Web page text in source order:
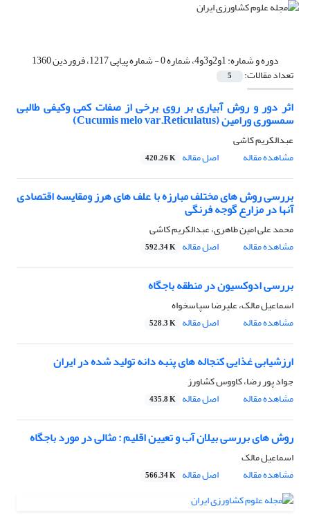
دوره و شماره:1و2و3و4، شماره 0 - شماره پیاپی 1217، فروردین 1360
تعداد مقالات: 5
اثر دور و روش آبیاری بر روی برخی از صفات کمی وکیفی طالبی
سمسوری ورامین (Cucumis melo var.Reticulatus)
عبدالکریم کاشی
مشاهده مقاله
اصل مقاله 420.26 K
بررسی روش های مختلف مبارزه با علف های هرز ومقایسه اقتصادی
آنها در مزارع گوجه فرنگی
محمد علی امین طاهری، عبدالکریم کاشی
مشاهده مقاله
اصل مقاله 592.34 K
بررسی ادوکسیون در منطقه باجگاه
اسماعیل مالک، علیرضا سپاسخواه
مشاهده مقاله
اصل مقاله 528.3 K
ارزشیابی غذایی کنجاله های پنبه دانه تولید شده در ایران
جواد پور رضا، کاووس کشاورز
مشاهده مقاله
اصل مقاله 435.8 K
روش های بررسی بیلان آب و تعیین اقلیم : مثالی در مورد باجگاه
اسماعیل مالک
مشاهده مقاله
اصل مقاله 566.34 K